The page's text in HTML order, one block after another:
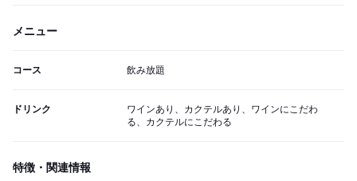
メニュー
コース 飲み放題
ドリンク
ワインあり、カクテルあり、ワインにこだわ
る、カクテルにこだわる
特徴・関連情報